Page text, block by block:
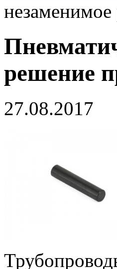
решение
27.08.2017